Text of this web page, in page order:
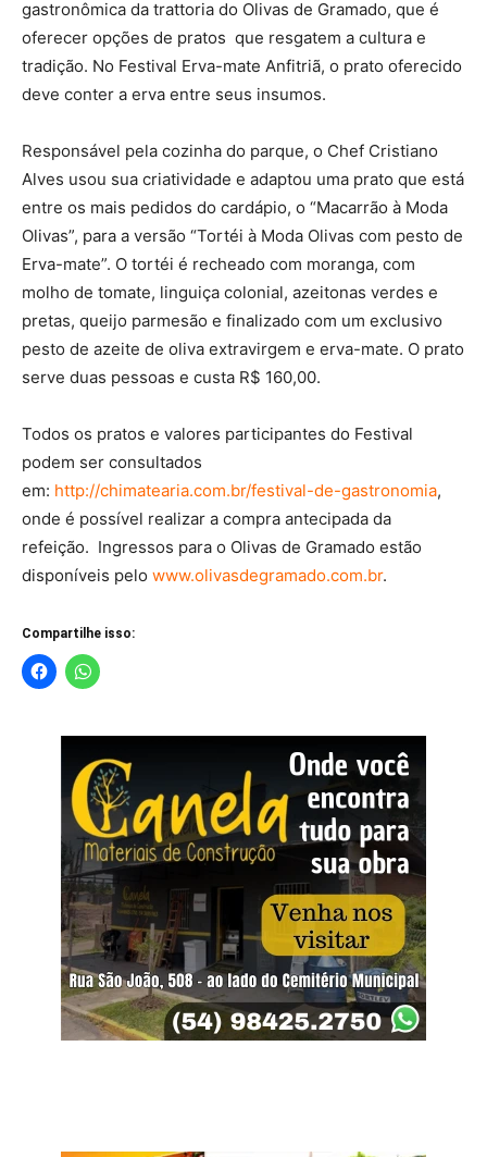
gastronômica da trattoria do Olivas de Gramado, que é
oferecer opções de pratos que resgatem a cultura e
tradição. No Festival Erva-mate Anfitriã, o prato oferecido
deve conter a erva entre seus insumos.
Responsável pela cozinha do parque, o Chef Cristiano
Alves usou sua criatividade e adaptou uma prato que está
entre os mais pedidos do cardápio, o “Macarrão à Moda
Olivas”, para a versão “Tortéi à Moda Olivas com pesto de
Erva-mate”. O tortéi é recheado com moranga, com
molho de tomate, linguiça colonial, azeitonas verdes e
pretas, queijo parmesão e finalizado com um exclusivo
pesto de azeite de oliva extravirgem e erva-mate. O prato
serve duas pessoas e custa R$ 160,00.
Todos os pratos e valores participantes do Festival
podem ser consultados
em: http://chimatearia.com.br/festival-de-gastronomia,
onde é possível realizar a compra antecipada da
refeição. Ingressos para o Olivas de Gramado estão
disponíveis pelo www.olivasdegramado.com.br.
Compartilhe isso: